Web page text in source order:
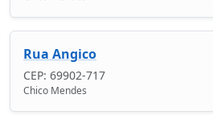
Rua Angico
CEP: 69902-717
Chico Mendes